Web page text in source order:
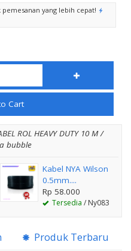
yang lebih cepat!
Cart
ROL HEAVY DUTY 10 M /
bubble
Kabel NYA Wilson
0.5mm....
Rp 58.000
Tersedia / Ny083
Produk Terbaru